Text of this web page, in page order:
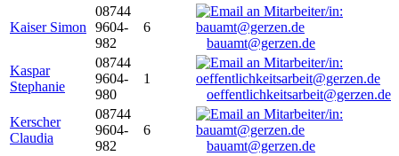
Kaiser Simon
08744
9604-
982
6
bauamt@gerzen.de
Kaspar
Stephanie
08744
9604-
980
1
oeffentlichkeitsarbeit@gerzen.de
Kerscher
Claudia
08744
9604-
982
6
bauamt@gerzen.de